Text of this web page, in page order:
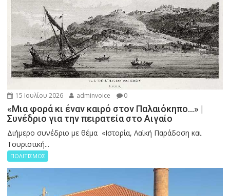
15 Ιουλίου 2026 adminvoice 0
«Μια φορά κι έναν καιρό στον Παλαιόκηπο…» |
Συνέδριο για την πειρατεία στο Αιγαίο
Διήμερο συνέδριο με θέμα «Ιστορία, Λαϊκή Παράδοση και
Τουριστική...
ΠΟΛΙΤΙΣΜΟΣ